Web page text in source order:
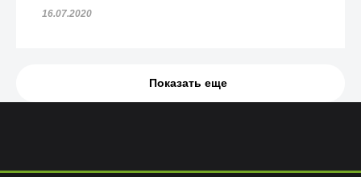
16.07.2020
Показать еще